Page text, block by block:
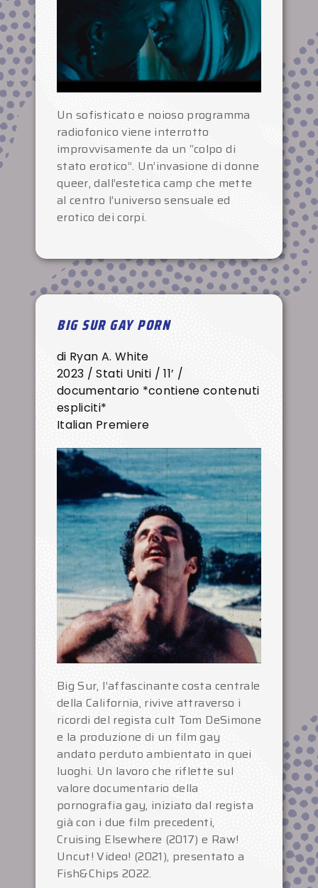
Un sofisticato e noioso programma
radiofonico viene interrotto
improvvisamente da un “colpo di
stato erotico”. Un’invasione di donne
queer, dall’estetica camp che mette
al centro l’universo sensuale ed
erotico dei corpi.
BIG SUR GAY PORN
di Ryan A. White
2023 / Stati Uniti / 11’ /
documentario *contiene contenuti
espliciti*
Italian Premiere
Big Sur, l’affascinante costa centrale
della California, rivive attraverso i
ricordi del regista cult Tom DeSimone
e la produzione di un film gay
andato perduto ambientato in quei
luoghi. Un lavoro che riflette sul
valore documentario della
pornografia gay, iniziato dal regista
già con i due film precedenti,
Cruising Elsewhere (2017) e Raw!
Uncut! Video! (2021), presentato a
Fish&Chips 2022.